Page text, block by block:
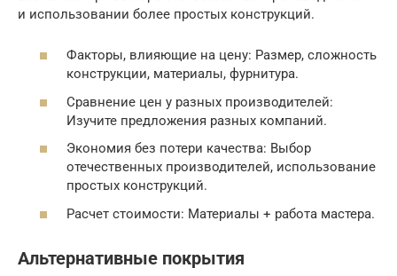
и использовании более простых конструкций.
Факторы, влияющие на цену: Размер, сложность
конструкции, материалы, фурнитура.
Сравнение цен у разных производителей:
Изучите предложения разных компаний.
Экономия без потери качества: Выбор
отечественных производителей, использование
простых конструкций.
Расчет стоимости: Материалы + работа мастера.
Альтернативные покрытия